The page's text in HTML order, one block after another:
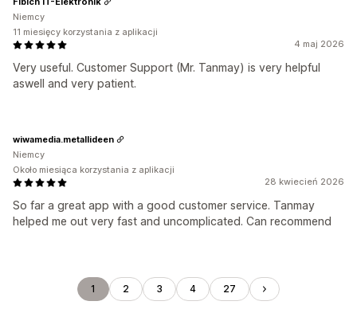
4 maj 2026
Very useful. Customer Support (Mr. Tanmay) is very helpful
aswell and very patient.
Niemcy
11 miesięcy korzystania z aplikacji
28 kwiecień 2026
So far a great app with a good customer service. Tanmay
helped me out very fast and uncomplicated. Can recommend
wiwamedia.metallideen
Niemcy
Około miesiąca korzystania z aplikacji
1 2 3 4 27